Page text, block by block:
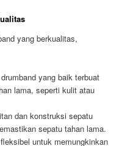
yang berkualitas,
yang baik terbuat
lama, seperti kulit atau
dan konstruksi sepatu
sepatu tahan lama.
untuk memungkinkan